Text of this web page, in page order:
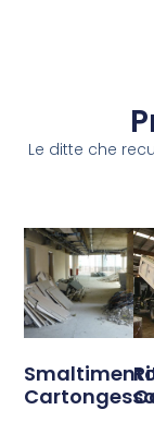
Le ditte che